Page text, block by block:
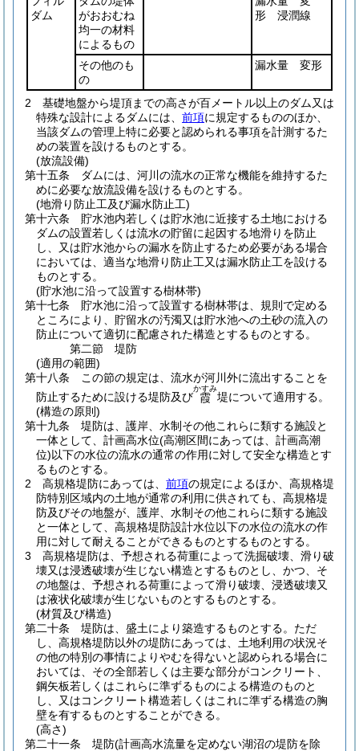
ダム
がおおむね
均一の材料
によるもの
形 浸潤線
その他のも
の
漏水量 変形
2
基礎地盤から堤頂までの高さが百メートル以上のダム又は
特殊な設計によるダムには、 前項に規定するもののほか、
当該ダムの管理上特に必要と認められる事項を計測するた
めの装置を設けるものとする。
(放流設備)
第十五条
ダムには、河川の流水の正常な機能を維持するた
めに必要な放流設備を設けるものとする。
(地滑り防止工及び漏水防止工)
第十六条
貯水池内若しくは貯水池に近接する土地における
ダムの設置若しくは流水の貯留に起因する地滑りを防止
し、又は貯水池からの漏水を防止するため必要がある場合
においては、適当な地滑り防止工又は漏水防止工を設ける
ものとする。
(貯水池に沿って設置する樹林帯)
第十七条
貯水池に沿って設置する樹林帯は、規則で定める
ところにより、貯留水の汚濁又は貯水池への土砂の流入の
防止について適切に配慮された構造とするものとする。
第二節
堤防
(適用の範囲)
第十八条
この節の規定は、流水が河川外に流出することを
防止するために設ける堤防及び 霞
かすみ
堤について適用する。
(構造の原則)
第十九条
堤防は、護岸、水制その他これらに類する施設と
一体として、計画高水位(高潮区間にあっては、計画高潮
位)以下の水位の流水の通常の作用に対して安全な構造とす
るものとする。
2
高規格堤防にあっては、 前項の規定によるほか、高規格堤
防特別区域内の土地が通常の利用に供されても、高規格堤
防及びその地盤が、護岸、水制その他これらに類する施設
と一体として、高規格堤防設計水位以下の水位の流水の作
用に対して耐えることができるものとするものとする。
3
高規格堤防は、予想される荷重によって洗掘破壊、滑り破
壊又は浸透破壊が生じない構造とするものとし、かつ、そ
の地盤は、予想される荷重によって滑り破壊、浸透破壊又
は液状化破壊が生じないものとするものとする。
(材質及び構造)
第二十条
堤防は、盛土により築造するものとする。 ただ
し、高規格堤防以外の堤防にあっては、土地利用の状況そ
の他の特別の事情によりやむを得ないと認められる場合に
おいては、その全部若しくは主要な部分がコンクリート、
鋼矢板若しくはこれらに準ずるものによる構造のものと
し、又はコンクリート構造若しくはこれに準ずる構造の胸
壁を有するものとすることができる。
(高さ)
第二十一条
堤防(計画高水流量を定めない湖沼の堤防を除